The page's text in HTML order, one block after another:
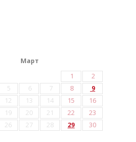
Март
1
2
5 6 7 8
9
12 13 14 15
16
19 20 21 22
23
26 27 28 29
30